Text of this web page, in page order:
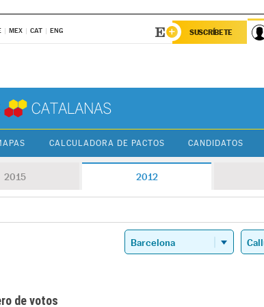
MEX CAT ENG SUSCRÍBETE
CALCULADORA DE PACTOS CANDIDATOS
2015 2012
de votos